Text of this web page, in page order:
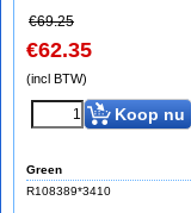
€69.25
€62.35
(incl BTW)
Koop nu
Green
R108389*3410